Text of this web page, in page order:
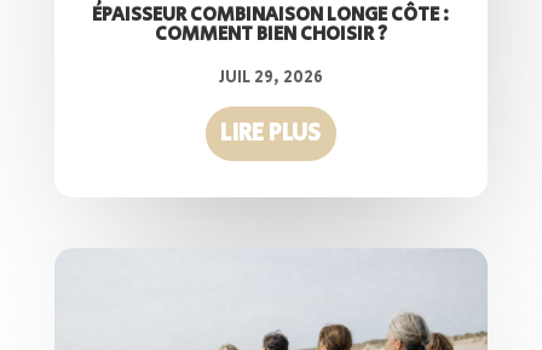
ÉPAISSEUR COMBINAISON LONGE CÔTE :
COMMENT BIEN CHOISIR ?
JUIL 29, 2026
LIRE PLUS